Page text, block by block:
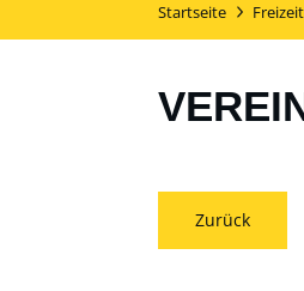
Startseite Freizeit
Zurück